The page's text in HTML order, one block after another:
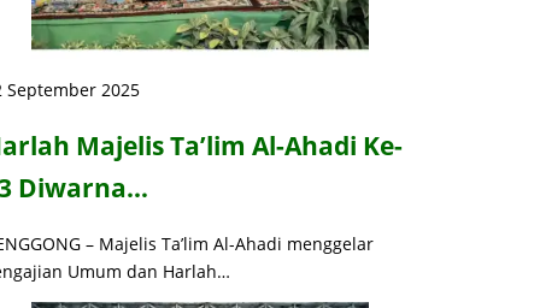
September 2025
Majelis Ta’lim Al-Ahadi Ke-
Diwarna…
– Majelis Ta’lim Al-Ahadi menggelar
Umum dan Harlah…